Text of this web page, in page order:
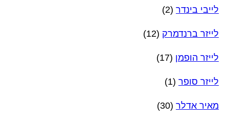
לייבי בינדר (2)
לייזר ברנדמרק (12)
לייזר הופמן (17)
לייזר סופר (1)
מאיר אדלר (30)